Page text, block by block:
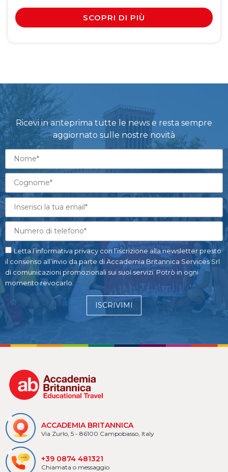
SCOPRI DI PIÙ
Ricevi in anteprima tutte le news e resta sempre
aggiornato sulle nostre novità
Letta l’informativa privacy con l’iscrizione alla newsletter presto
il consenso all’invio da parte di Accademia Britannica Services Srl
di comunicazioni promozionali sui suoi servizi. Potrò in ogni
momento revocarlo.
ISCRIVIMI
ACCADEMIA BRITANNICA
Via Zurlo, 5 - 86100 Campobasso, Italy
+39 0874 481321
Chiamata o messaggio